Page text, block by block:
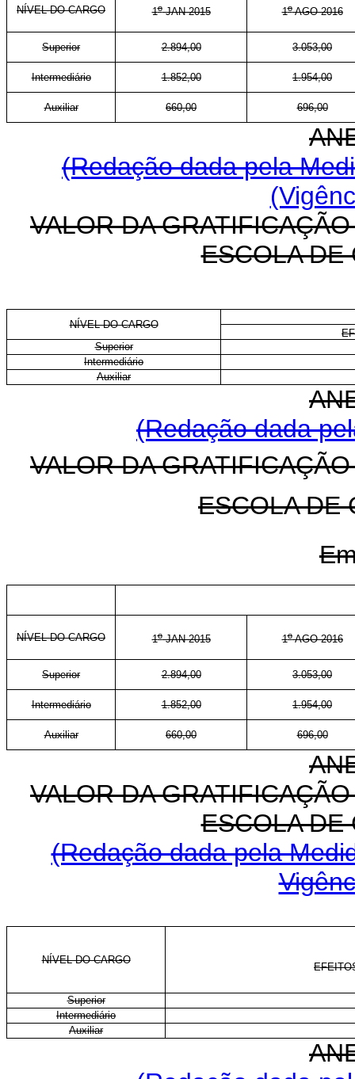
NÍVEL DO CARGO 1oJAN 2015 1oAGO 2016
Superior 2.894,00 3.053,00
Intermediário 1.852,00 1.954,00
Auxiliar 660,00 696,00
(Redação dada pela
VALOR DA
ESCOLA DE
NÍVEL DO CARGO
Superior
Intermediário
Auxiliar
(Redação dada
VALOR DA
ESCOLA DE
NÍVEL DO CARGO 1oJAN 2015 1oAGO 2016
Superior 2.894,00 3.053,00
Intermediário 1.852,00 1.954,00
Auxiliar 660,00 696,00
VALOR DA
ESCOLA DE
(Redação dada pela
NÍVEL DO CARGO
Superior
Intermediário
Auxiliar